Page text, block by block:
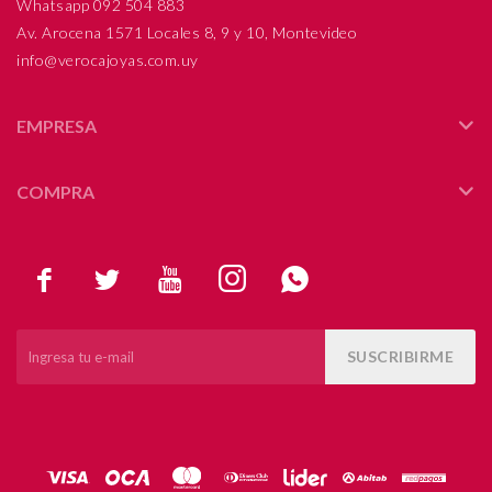
    
SUSCRIBIRME
Whatsapp 092 504 883
Av. Arocena 1571 Locales 8, 9 y 10, Montevideo
info@verocajoyas.com.uy
EMPRESA
COMPRA